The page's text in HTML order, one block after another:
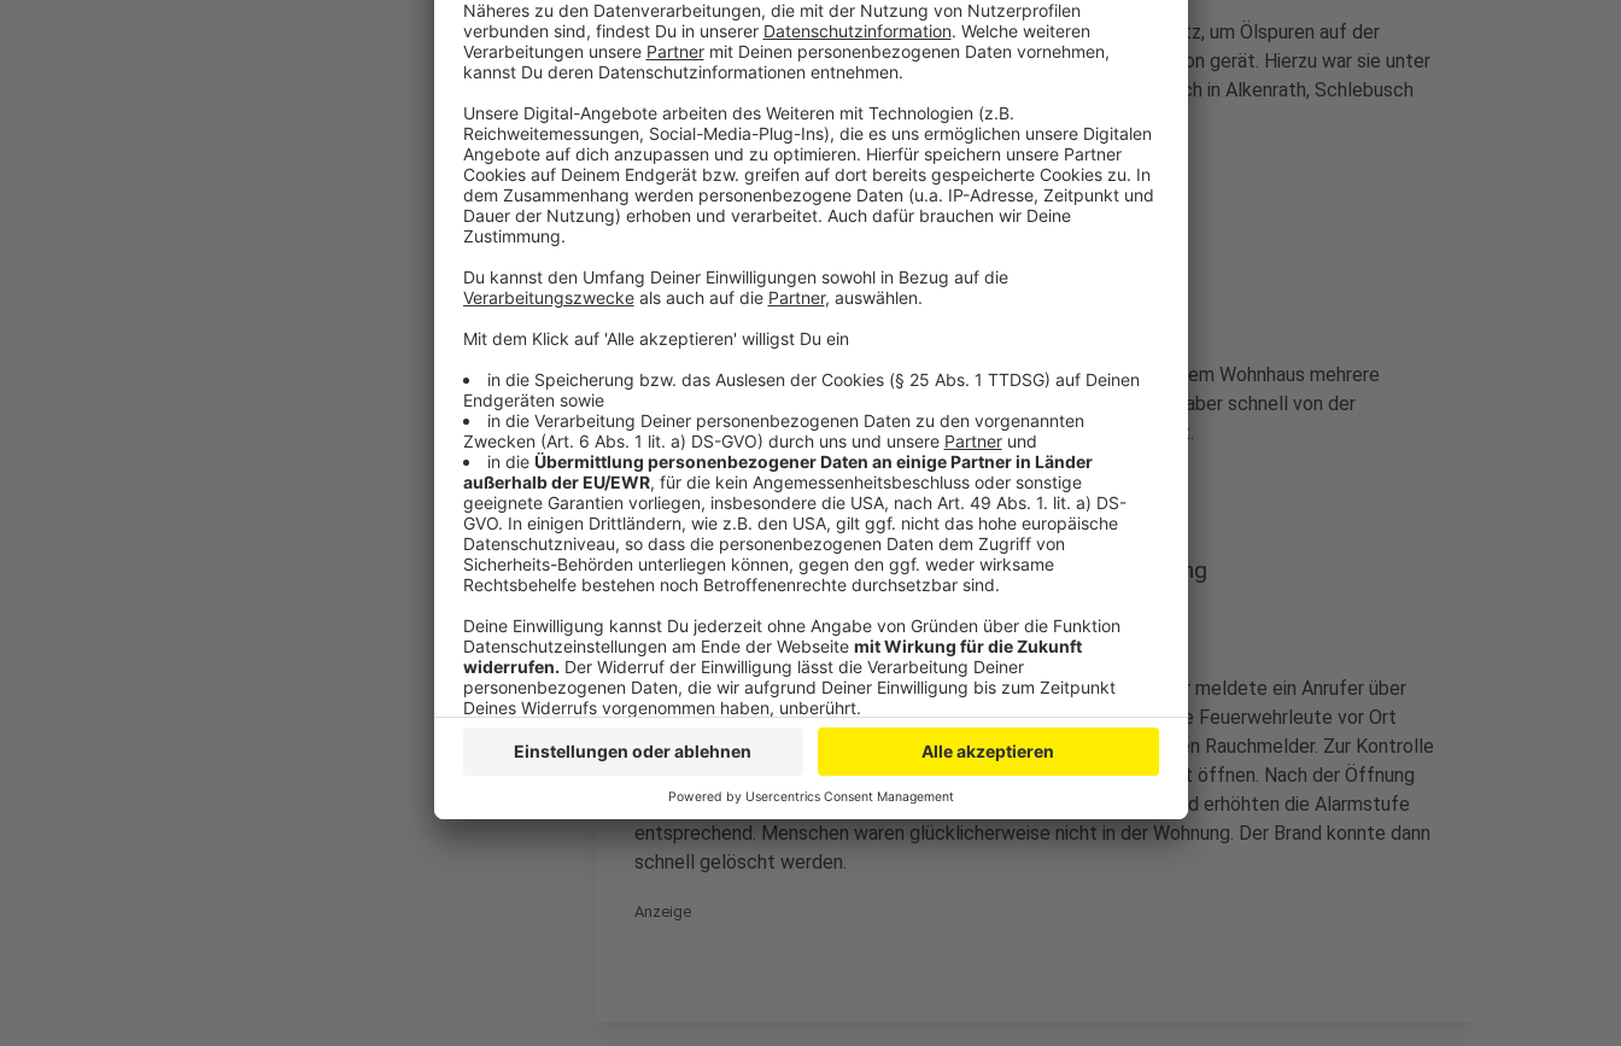
Außerdem war die Feuerwehr gleich an mehreren Stellen im Einsatz, um Ölspuren auf der
Fahrbahn zu beseitigen und zu verhindern, dass Öl in die Kanalisation gerät. Hierzu war sie unter
anderem im Bereich Mühlenweg in Bürrig im Einsatz, außerdem auch in Alkenrath, Schlebusch
und in Hitdorf.
Anzeige
Anzeige
In Hitdorf hat es außerdem auch einen Notruf gegeben, weil in einem Wohnhaus mehrere
Personen in einem Aufzug steckengeblieben sind. Diese konnten aber schnell von der
Feuerwehr aus dem Aufzug befreit werden und blieben unverletzt.
Anzeige
Ausgelöster Heimrauchmelder - Brand in einer Wohnung
Ebenfalls in Hitdorf hat es außerdem gebrannt. Um Viertel vor vier meldete ein Anrufer über
den Notruf einen ausgelösten Heimrauchmelder in der Fährstr.. Die Feuerwehrleute vor Ort
konnten erst einmal von außen nichts feststellen, außer den lauten Rauchmelder. Zur Kontrolle
der Wohnung mussten sie dann aber die Wohnungstüre mit Gewalt öffnen. Nach der Öffnung
der Türe stellten sie dann doch viel Rauch in der Wohnung fest und erhöhten die Alarmstufe
entsprechend. Menschen waren glücklicherweise nicht in der Wohnung. Der Brand konnte dann
schnell gelöscht werden.
Anzeige